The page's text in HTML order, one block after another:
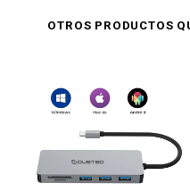
OTROS PRODUCTOS